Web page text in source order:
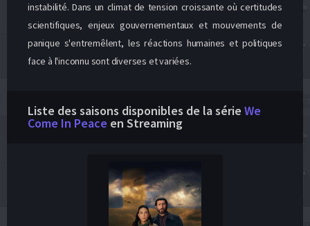
instabilité. Dans un climat de tension croissante où certitudes
scientifiques, enjeux gouvernementaux et mouvements de
panique s'entremêlent, les réactions humaines et politiques
face à l'inconnu sont diverses et variées.
Liste des saisons disponibles de la série We
Come In Peace en Streaming